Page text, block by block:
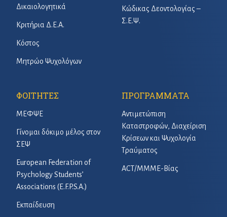
Κώδικας Δεοντολογίας –
Σ.Ε.Ψ.
Δικαιολογητικά
Κριτήρια Δ.Ε.Α.
Κόστος
Μητρώο Ψυχολόγων
ΦΟΙΤΗΤΕΣ
ΜΕΦΨΕ
Γίνομαι δόκιμο μέλος στον
ΣΕΨ
European Federation of
Psychology Students’
Associations (E.F.P.S.A.)
Εκπαίδευση
ΠΡΟΓΡΑΜΜΑΤΑ
Αντιμετώπιση
Καταστροφών, Διαχείριση
Κρίσεων και Ψυχολογία
Τραύματος
ACT/ΜΜΜΕ-Βίας